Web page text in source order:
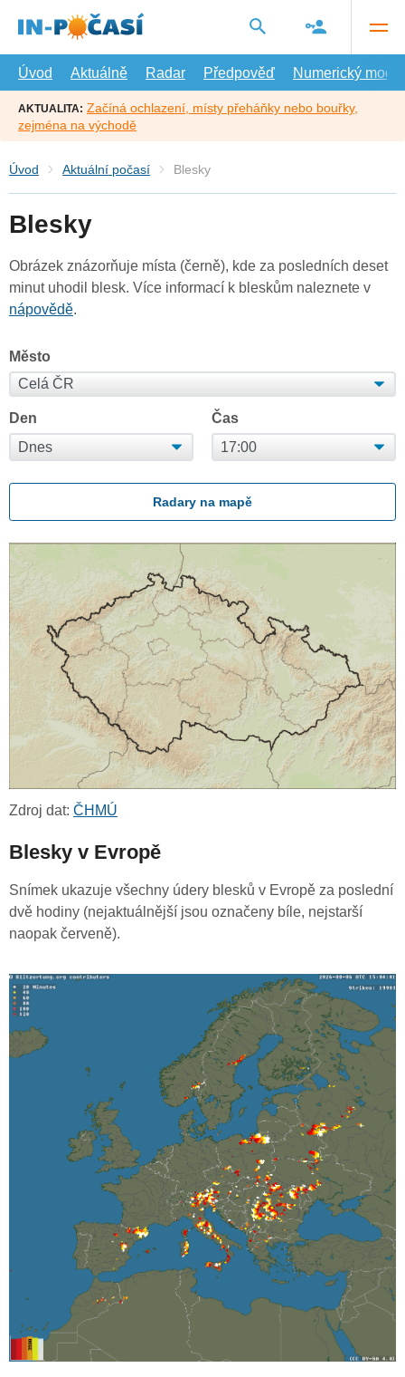
hlavní
Úvod
Aktuálně Radar Předpověď Numerický model
AKTUALITA: Začíná ochlazení, místy přeháňky nebo bouřky,
zejména na východě
Úvod Aktuální počasí Blesky
Blesky
Obrázek znázorňuje místa (černě), kde za posledních deset
minut uhodil blesk. Více informací k bleskům naleznete v
nápovědě.
Město
Den Čas
Radary na mapě
Zdroj dat: ČHMÚ
Blesky v Evropě
Snímek ukazuje všechny údery blesků v Evropě za poslední
dvě hodiny (nejaktuálnější jsou označeny bíle, nejstarší
naopak červeně).